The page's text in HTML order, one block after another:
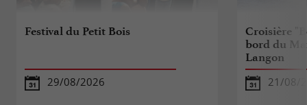
Festival du Petit Bois
29/08/2026
Croisière
bord du
Langon
21/08/